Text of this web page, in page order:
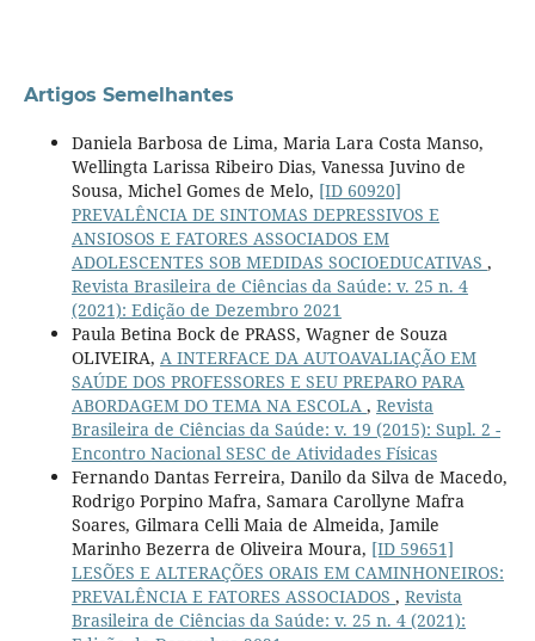
Artigos Semelhantes
Daniela Barbosa de Lima, Maria Lara Costa Manso,
Wellingta Larissa Ribeiro Dias, Vanessa Juvino de
Sousa, Michel Gomes de Melo, [ID 60920]
PREVALÊNCIA DE SINTOMAS DEPRESSIVOS E
ANSIOSOS E FATORES ASSOCIADOS EM
ADOLESCENTES SOB MEDIDAS SOCIOEDUCATIVAS ,
Revista Brasileira de Ciências da Saúde: v. 25 n. 4
(2021): Edição de Dezembro 2021
Paula Betina Bock de PRASS, Wagner de Souza
OLIVEIRA, A INTERFACE DA AUTOAVALIAÇÃO EM
SAÚDE DOS PROFESSORES E SEU PREPARO PARA
ABORDAGEM DO TEMA NA ESCOLA , Revista
Brasileira de Ciências da Saúde: v. 19 (2015): Supl. 2 -
Encontro Nacional SESC de Atividades Físicas
Fernando Dantas Ferreira, Danilo da Silva de Macedo,
Rodrigo Porpino Mafra, Samara Carollyne Mafra
Soares, Gilmara Celli Maia de Almeida, Jamile
Marinho Bezerra de Oliveira Moura, [ID 59651]
LESÕES E ALTERAÇÕES ORAIS EM CAMINHONEIROS:
PREVALÊNCIA E FATORES ASSOCIADOS , Revista
Brasileira de Ciências da Saúde: v. 25 n. 4 (2021):